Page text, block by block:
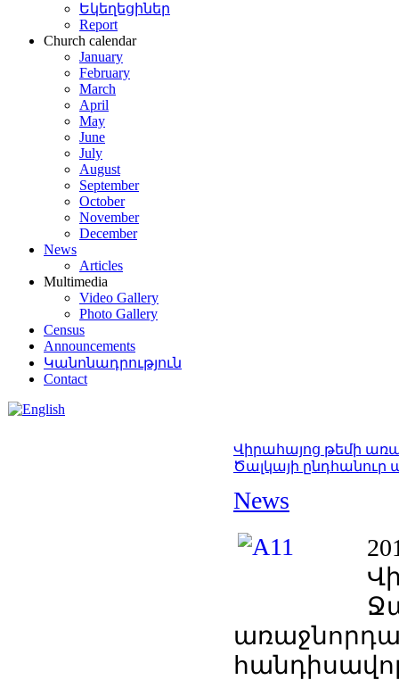
Եկեղեցիներ
Report
Church calendar
January
February
March
April
May
June
July
August
September
October
November
December
News
Articles
Multimedia
Video Gallery
Photo Gallery
Census
Announcements
Կանոնադրություն
Contact
Վիրահայոց թեմի
Ծալկայի
News